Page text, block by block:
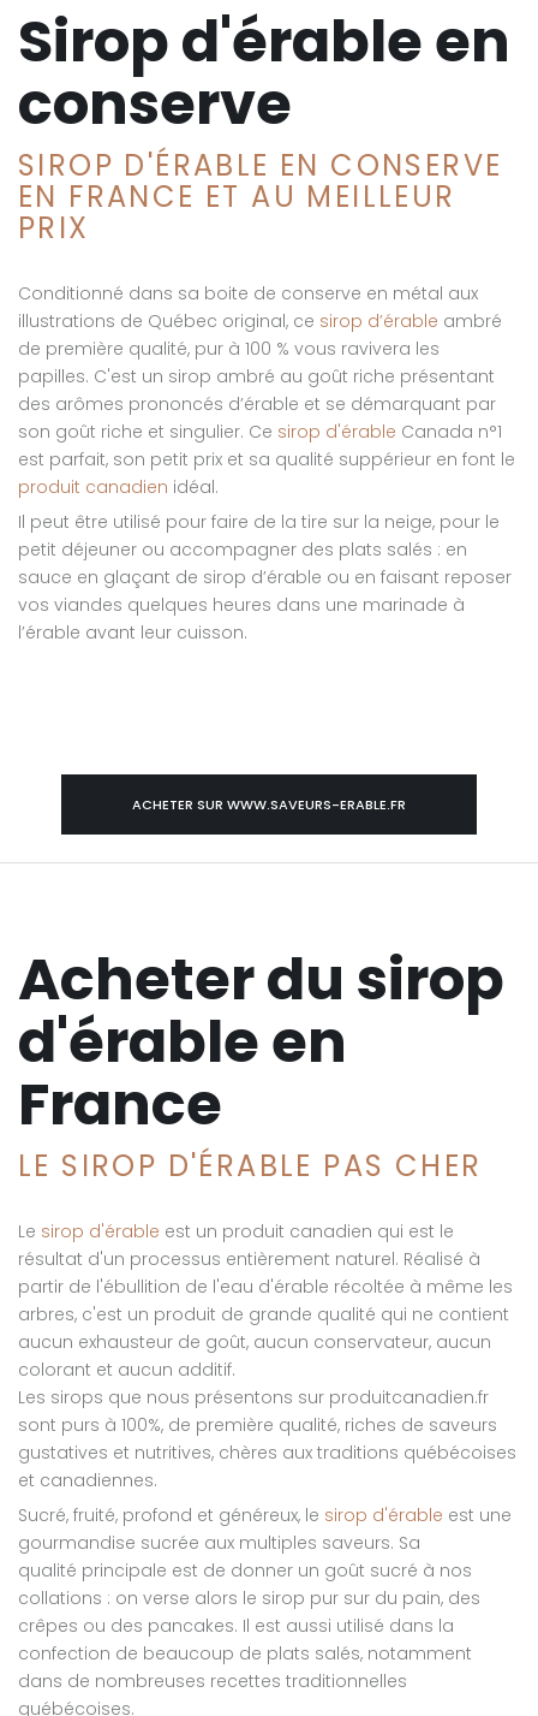
Sirop d'érable en
conserve
SIROP D'ÉRABLE EN CONSERVE
EN FRANCE ET AU MEILLEUR
PRIX
Conditionné dans sa boite de conserve en métal aux
illustrations de Québec original, ce sirop d’érable ambré
de première qualité, pur à 100 % vous ravivera les
papilles. C'est un sirop ambré au goût riche présentant
des arômes prononcés d’érable et se démarquant par
son goût riche et singulier. Ce sirop d'érable Canada n°1
est parfait, son petit prix et sa qualité suppérieur en font le
produit canadien idéal.
Il peut être utilisé pour faire de la tire sur la neige, pour le
petit déjeuner ou accompagner des plats salés : en
sauce en glaçant de sirop d’érable ou en faisant reposer
vos viandes quelques heures dans une marinade à
l’érable avant leur cuisson.
ACHETER SUR WWW.SAVEURS-ERABLE.FR
Acheter du sirop
d'érable en
France
LE SIROP D'ÉRABLE PAS CHER
Le sirop d'érable est un produit canadien qui est le
résultat d'un processus entièrement naturel. Réalisé à
partir de l'ébullition de l'eau d'érable récoltée à même les
arbres, c'est un produit de grande qualité qui ne contient
aucun exhausteur de goût, aucun conservateur, aucun
colorant et aucun additif.
Les sirops que nous présentons sur produitcanadien.fr
sont purs à 100%, de première qualité, riches de saveurs
gustatives et nutritives, chères aux traditions québécoises
et canadiennes.
Sucré, fruité, profond et généreux, le sirop d'érable est une
gourmandise sucrée aux multiples saveurs. Sa
qualité principale est de donner un goût sucré à nos
collations : on verse alors le sirop pur sur du pain, des
crêpes ou des pancakes. Il est aussi utilisé dans la
confection de beaucoup de plats salés, notamment
dans de nombreuses recettes traditionnelles
québécoises.